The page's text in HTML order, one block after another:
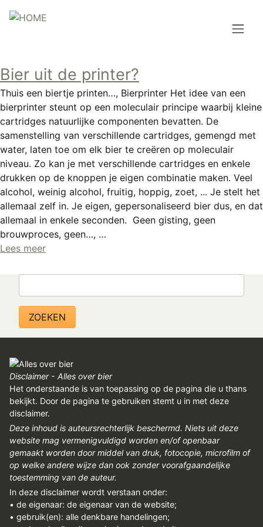
en
gaan
Topmenu
PERS/PUBLICATIES
LINKS
Hoofdnavigatie
HOME
BROUWEN
BLOG
AANBOD
AGENDA
CONTACT
Bier uit de printer?
Thuis een biertje printen…, Bierprinter Het idee van een
bierprinter steunt op een moleculair principe waarbij kleine
cartridges natuurlijke componenten bevatten. De
samenstelling van verschillende cartridges, gemengd met
water, laten toe om elk bier te creëren op moleculair
niveau. Zo kan je met verschillende cartridges en enkele
drukken op de knoppen je eigen combinatie maken. Veel
alcohol, weinig alcohol, fruitig, hoppig, zoet, ... Je stelt het
allemaal zelf in. Je eigen, gepersonaliseerd bier dus, en dat
allemaal in enkele seconden. Geen gisting, geen
brouwproces, geen…, …
Lees meer
Disclaimer - Alles over bier
Het onderstaande is van toepassing op de pagina die u thans
bekijkt. Door de pagina te gebruiken stemt u in met deze
disclaimer.
Deze inhoud is auteursrechterlijk beschermd. Niets uit deze
website mag vermenigvuldigd worden en/of openbaar
gemaakt worden door middel van druk, fotocopie, microfilm of
op welke andere wijze dan ook zonder voorafgaandelijke
toestemming van de auteur.
In deze disclaimer wordt verstaan onder:
• de eigenaar: de eigenaar van de website;
• gebruik(en): alle denkbare handelingen;